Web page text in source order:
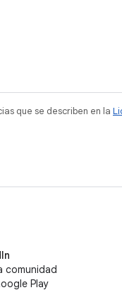
que se describen en la
comunidad
Play